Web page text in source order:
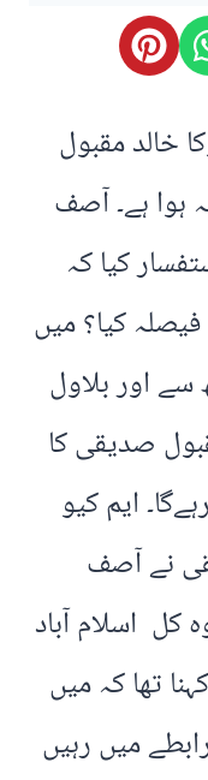
خالد مقبول
ہوا ہے۔ آصف
کیا کہ
کیا؟ میں
اور بلاول
صدیقی کا
ایم کیو
نے آصف
کل اسلام آباد
تھا کہ میں
میں رہیں